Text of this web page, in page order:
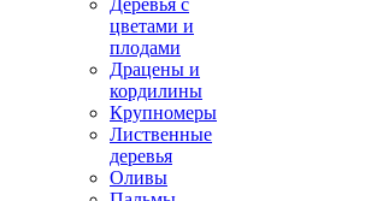
Деревья с
цветами и
плодами
Драцены и
кордилины
Крупномеры
Лиственные
деревья
Оливы